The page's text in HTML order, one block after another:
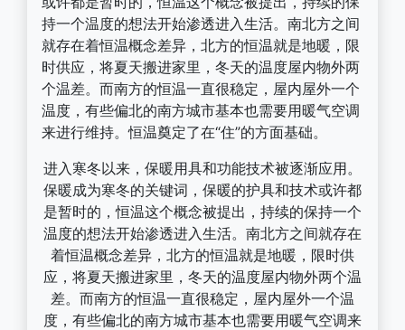
持一个温度的想法开始渗透进入生活。南北方之间
就存在着恒温概念差异，北方的恒温就是地暖，限
时供应，将夏天搬进家里，冬天的温度屋内物外两
个温差。而南方的恒温一直很稳定，屋内屋外一个
温度，有些偏北的南方城市基本也需要用暖气空调
来进行维持。恒温奠定了在“住”的方面基础。
进入寒冬以来，保暖用具和功能技术被逐渐应用。
保暖成为寒冬的关键词，保暖的护具和技术或许都
是暂时的，恒温这个概念被提出，持续的保持一个
温度的想法开始渗透进入生活。南北方之间就存在
着恒温概念差异，北方的恒温就是地暖，限时供
应，将夏天搬进家里，冬天的温度屋内物外两个温
差。而南方的恒温一直很稳定，屋内屋外一个温
度，有些偏北的南方城市基本也需要用暖气空调来